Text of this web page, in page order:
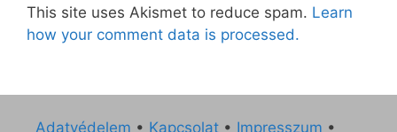
This site uses Akismet to reduce spam. Learn
how your comment data is processed.
Adatvédelem • Kapcsolat • Impresszum •